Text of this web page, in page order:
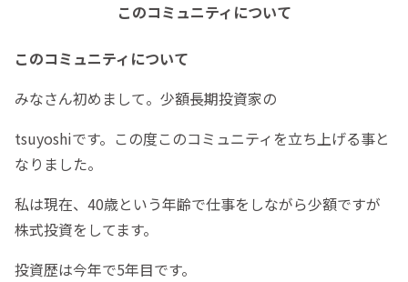
このコミュニティについて
このコミュニティについて
みなさん初めまして。少額長期投資家の
tsuyoshiです。この度このコミュニティを立ち上げる事と
なりました。
私は現在、40歳という年齢で仕事をしながら少額ですが
株式投資をしてます。
投資歴は今年で5年目です。